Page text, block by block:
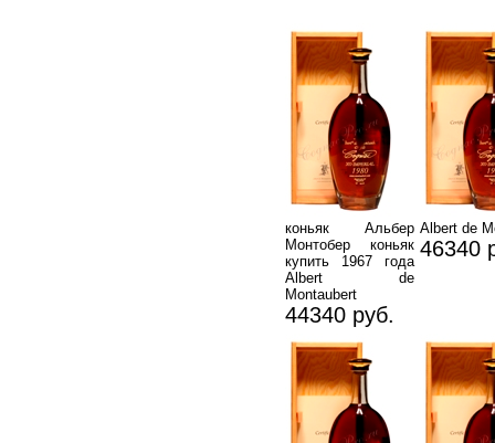
коньяк Альбер
Монтобер коньяк
купить 1967 года
Albert de
Montaubert
44340 руб.
Albert de
46340